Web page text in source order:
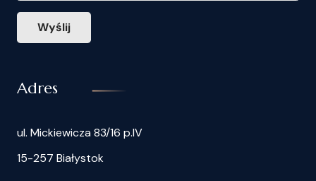
Wyślij
Adres
ul. Mickiewicza 83/16 p.IV
15-257 Białystok